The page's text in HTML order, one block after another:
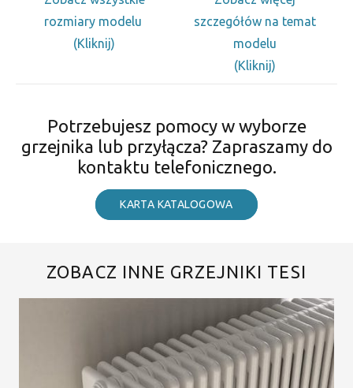
rozmiary modelu
(Kliknij)
szczegółów na temat
modelu
(Kliknij)
Potrzebujesz pomocy w wyborze
grzejnika lub przyłącza? Zapraszamy do
kontaktu telefonicznego.
KARTA KATALOGOWA
ZOBACZ INNE GRZEJNIKI TESI